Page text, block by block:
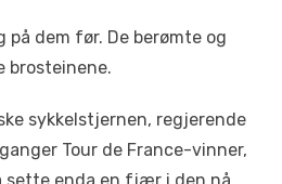
på dem før. De berømte og
brosteinene.
sykkelstjernen, regjerende
Tour de France-vinner,